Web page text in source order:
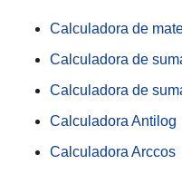
Calculadora de
Calculadora de
Calculadora de
Calculadora Antilog
Calculadora Arccos